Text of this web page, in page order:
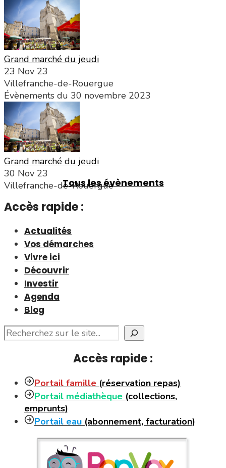
Grand marché du jeudi
23 Nov 23
Villefranche-de-Rouergue
Évènements du 30 novembre 2023
Grand marché du jeudi
30 Nov 23
Villefranche-de-RouergueTous les évènements
Accès rapide :
Actualités
Vos démarches
Vivre ici
Découvrir
Investir
Agenda
Blog
Rechercher
Accès rapide :
Portail famille (réservation repas)
Portail médiathèque (collections,
emprunts)
Portail eau (abonnement, facturation)